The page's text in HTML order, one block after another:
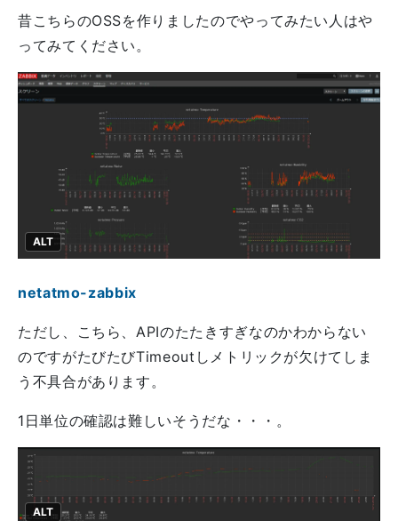
昔こちらのOSSを作りましたのでやってみたい人はや
ってみてください。
ALT
netatmo-zabbix
ただし、こちら、APIのたたきすぎなのかわからない
のですがたびたびTimeoutしメトリックが欠けてしま
う不具合があります。
1日単位の確認は難しいそうだな・・・。
ALT